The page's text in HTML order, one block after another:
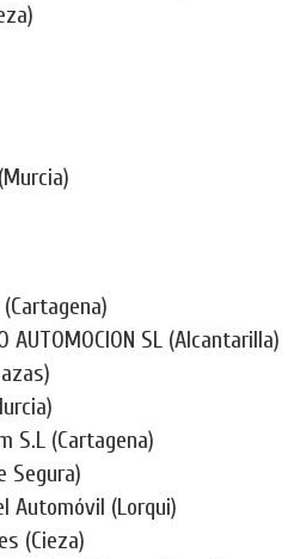
AUTOMOCION SL (Alcantarilla)
S.L (Cartagena)
Segura)
Automóvil (Lorqui)
(Cieza)